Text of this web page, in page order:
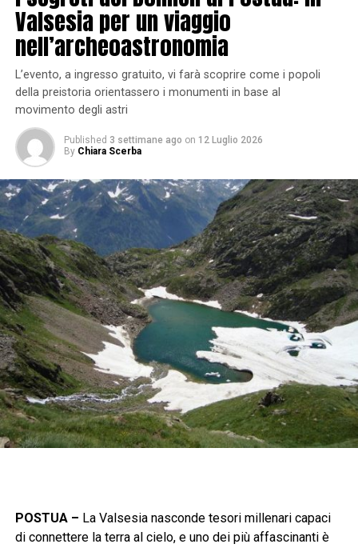
Valsesia per un viaggio
nell’archeoastronomia
L’evento, a ingresso gratuito, vi farà scoprire come i popoli
della preistoria orientassero i monumenti in base al
movimento degli astri
Published 3 settimane ago on 12 Luglio 2026
By Chiara Scerba
POSTUA – La Valsesia nasconde tesori millenari capaci
di connettere la terra al cielo, e uno dei più affascinanti è